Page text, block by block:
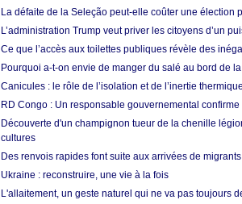
La défaite de la Seleção peut-elle coûter une élection
L’administration Trump veut priver les citoyens d’un
Ce que l’accès aux toilettes publiques révèle des
Pourquoi a-t-on envie de manger du salé au bord de
Canicules : le rôle de l’isolation et de l’inertie
RD Congo : Un responsable gouvernemental
Découverte d'un champignon tueur de la chenille
cultures
Des renvois rapides font suite aux arrivées de
Ukraine : reconstruire, une vie à la fois
L'allaitement, un geste naturel qui ne va pas toujours